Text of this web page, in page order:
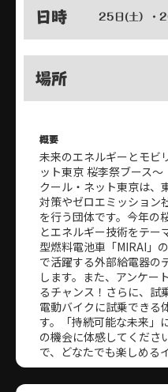
日時 25日(土）・
場所
概要
未来のエネルギーとモビ
ット東京 桜李祭ブース～
クール・ネット東京は、
対策やゼロエミッション
を行う団体です。今年の
とエネルギー技術をテー
型燃料電池車「MIRAI」
で活躍する外部給電器の
します。また、アンケー
るチャンス！さらに、試
電動バイクに試乗できる
す。「持続可能な未来」
の機会に体感してくださ
で、どなたでも楽しめる